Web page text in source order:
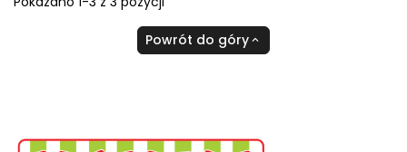
Powrót do góry 